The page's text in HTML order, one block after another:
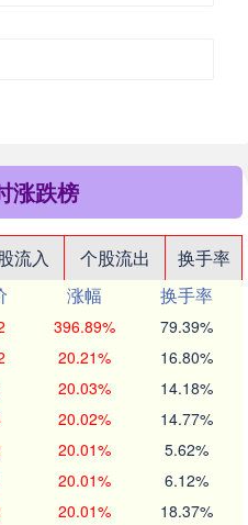
涨跌榜
流入 个股流出
换手率
涨幅
换手率
396.89% 79.39%
20.21% 16.80%
20.03% 14.18%
20.02% 14.77%
20.01% 5.62%
20.01% 6.12%
20.01% 18.37%